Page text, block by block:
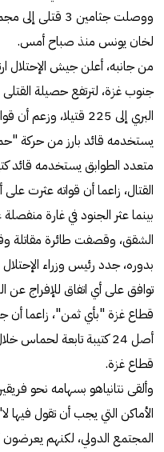
ووصلت جثامين 3
لخان يونس منذ صباح أمس.
من جانبه، أعلن جيش الإحتلال
جنوب غزة، لترتفع حصيلة القتلى
البري إلى 225
يستخدمه قائد بارز من حركة
متعدد الطوابق يستخدمه قائد
القتال، زاعما أن قواته عثرت
بينما عثر الجنود في غارة
الشقق، وقصفت طائرة مقاتلة
بدوره، جدد رئيس وزراء الإحتلال
توافق على أي اتفاق للإفراج
أصل 24 كتيبة تابعة لحماس
قطاع غزة.
وألقى نتانياهو بسهامه نحو
الأماكن التي يجب أن تقول فيها
المجتمع الدولي، لكنهم يعرضون